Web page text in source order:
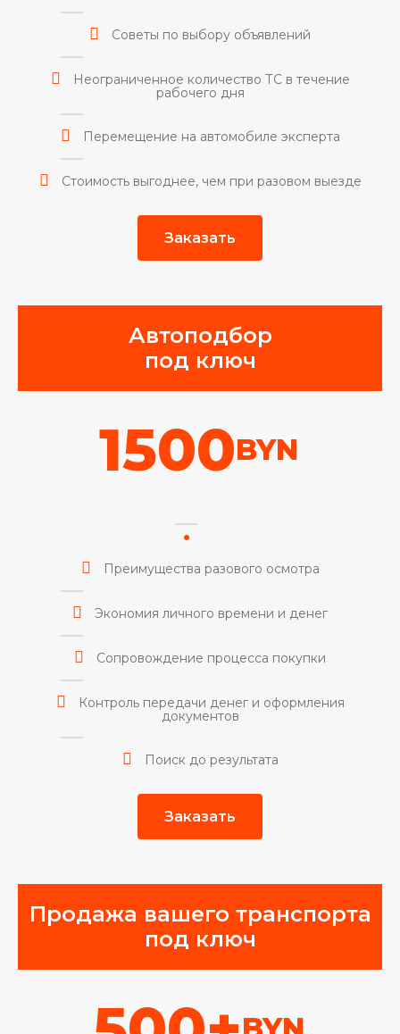
Советы по выбору объявлений
Неограниченное количество ТС в течение
рабочего дня
Перемещение на автомобиле эксперта
Стоимость выгоднее, чем при разовом выезде
Заказать
Автоподбор
под ключ
1500BYN
Преимущества разового осмотра
Экономия личного времени и денег
Сопровождение процесса покупки
Контроль передачи денег и оформления
документов
Поиск до результата
Заказать
Продажа вашего транспорта
под ключ